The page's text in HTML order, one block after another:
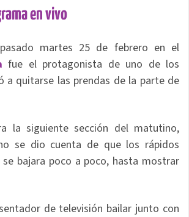
en vivo
martes 25 de febrero en el
fue el protagonista de uno de los
quitarse las prendas de la parte de
la siguiente sección del matutino,
se dio cuenta de que los rápidos
bajara poco a poco, hasta mostrar
de televisión bailar junto con